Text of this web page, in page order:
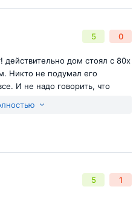
на сайте
5 0
дом стоял с 80х
Никто не подумал его
И не надо говорить, что
ибо не оберетесь проблем!!
5 1